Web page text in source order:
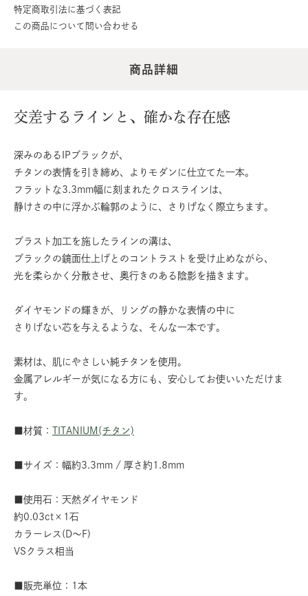
特定商取引法に基づく表記
この商品について問い合わせる
商品詳細
交差するラインと、確かな存在感
深みのあるIPブラックが、
チタンの表情を引き締め、よりモダンに仕立てた一本。
フラットな3.3mm幅に刻まれたクロスラインは、
静けさの中に浮かぶ輪郭のように、さりげなく際立ちます。
ブラスト加工を施したラインの溝は、
ブラックの鏡面仕上げとのコントラストを受け止めながら、
光を柔らかく分散させ、奥行きのある陰影を描きます。
ダイヤモンドの輝きが、リングの静かな表情の中に
さりげない芯を与えるような、そんな一本です。
素材は、肌にやさしい純チタンを使用。
金属アレルギーが気になる方にも、安心してお使いいただけま
す。
■材質： TITANIUM(チタン)
■サイズ：幅約3.3mm / 厚さ約1.8mm
■使用石：天然ダイヤモンド
約0.03ct×1石
カラーレス(D～F)
VSクラス相当
■販売単位：1本